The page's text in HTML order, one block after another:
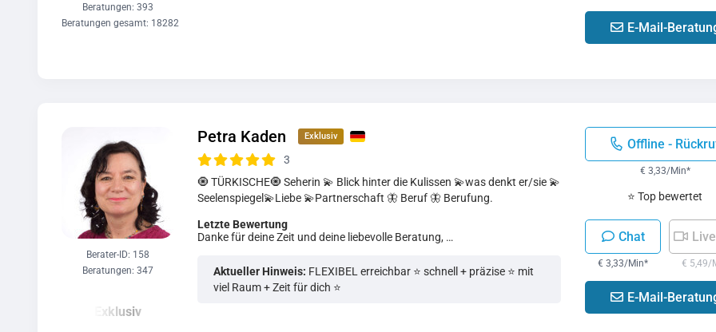
Beratungen: 393
Beratungen gesamt: 18282
E-Mail-
Petra Kaden
3
🧿 TÜRKISCHE🧿 Seherin 💫 Blick hinter die Kulissen 💫was denkt er/sie 💫
Seelenspiegel💫Liebe 💫Partnerschaft 🦋 Beruf 🦋 Berufung.
Berater-ID: 158
Beratungen: 347
Letzte Bewertung
Danke für deine Zeit und deine liebevolle Beratung, …
Offline -
€ 3,33/Min*
⭐ Top bewertet
Chat
€ 3,33/Min* € 5,49/
E-Mail-
Aktueller Hinweis: FLEXIBEL erreichbar ⭐️ schnell + präzise ⭐️ mit
viel Raum + Zeit für dich ⭐️